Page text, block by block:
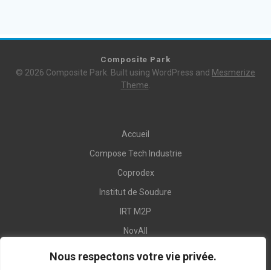
Nous respectons votre vie privée.
Composite Park
© 2026 Composite Park. Built using WordPress and Mesmerize
Theme
Accueil
Compose Tech Industrie
Coprodex
Institut de Soudure
IRT M2P
NovAll